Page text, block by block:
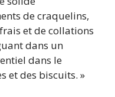
de craquelins,
et de collations
dans un
dans le
et des biscuits. »